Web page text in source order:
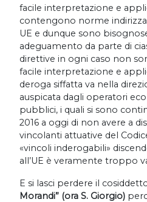
facile interpretazione e
contengono norme
UE e dunque sono
adeguamento da parte di
direttive in ogni caso non
facile interpretazione e
deroga siffatta va nella
auspicata dagli operatori
pubblici, i quali si sono
2016 a oggi di non avere a
vincolanti attuative del
«vincoli inderogabili»
all’UE è veramente troppo
E si lasci perdere il
Morandi” (ora S. Giorgio)